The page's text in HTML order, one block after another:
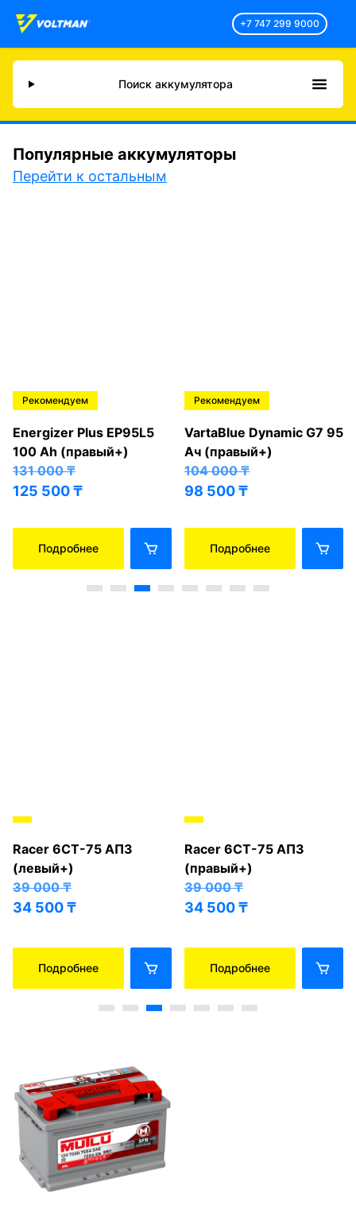
+7 747 299 9000
Поиск аккумулятора
Популярные аккумуляторы
Перейти к остальным
Рекомендуем
Energizer Plus EP95L5
100 Ah (правый+)
131 000₸
125 500₸
Подробнее
Рекомендуем
VartaBlue Dynamic G7 95
Ач (правый+)
104 000₸
98 500₸
Подробнее
Racer 6СТ-75 АПЗ
(левый+)
39 000₸
34 500₸
Подробнее
Racer 6СТ-75 АПЗ
(правый+)
39 000₸
34 500₸
Подробнее